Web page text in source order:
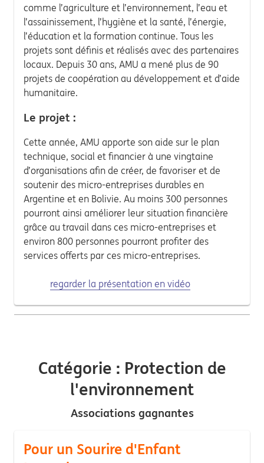
comme l’agriculture et l’environnement, l’eau et
l’assainissement, l’hygiène et la santé, l’énergie,
l’éducation et la formation continue. Tous les
projets sont définis et réalisés avec des partenaires
locaux. Depuis 30 ans, AMU a mené plus de 90
projets de coopération au développement et d’aide
humanitaire.
Le projet :
Cette année, AMU apporte son aide sur le plan
technique, social et financier à une vingtaine
d’organisations afin de créer, de favoriser et de
soutenir des micro-entreprises durables en
Argentine et en Bolivie. Au moins 300 personnes
pourront ainsi améliorer leur situation financière
grâce au travail dans ces micro-entreprises et
environ 800 personnes pourront profiter des
services offerts par ces micro-entreprises.
regarder la présentation en vidéo
Catégorie : Protection de
l'environnement
Associations gagnantes
Pour un Sourire d'Enfant